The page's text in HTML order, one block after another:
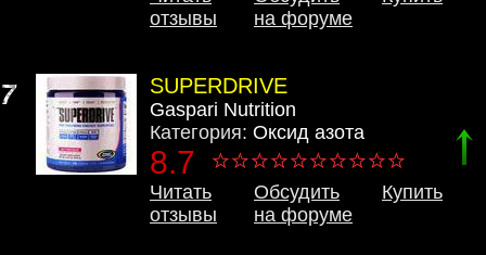
отзывы
на форуме
7 SUPERDRIVE
Gaspari Nutrition
Категория: Оксид азота
8.7
Читать
отзывы
Обсудить
на форуме
Купить